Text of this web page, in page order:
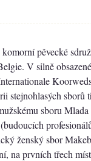
pěvecké
V silně
stejnohlasých sborů
sboru
ženský sbor
na prvních třech